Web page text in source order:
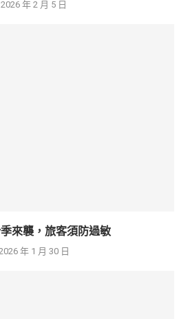
2026 年 2 月 5 日
來襲，旅客須防過敏
年 1 月 30 日